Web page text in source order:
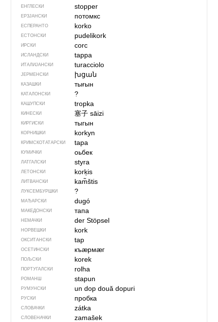
ЕНГЛЕСКИ stopper
ЕРЗЈАНСКИ потомкс
ЕСПЕРАНТО korko
ЕСТОНСКИ pudelikork
ИРСКИ corc
ИСЛАНДСКИ tappa
ИТАЛИЈАНСКИ turacciolo
ЈЕРМЕНСКИ խցան
КАЗАШКИ тығын
КАТАЛОНСКИ ?
КАШУПСКИ tropka
КИНЕСКИ 塞子sāizi
КИРГИСКИ тыгын
КОРНИШКИ korkyn
КРИМСКОТАТАРСКИ tapa
КУМИЧКИ оьбек
ЛАТГАЛСКИ styra
ЛЕТОНСКИ korķis
ЛИТВАНСКИ kam̃štis
ЛУКСЕМБУРШКИ ?
МАЂАРСКИ dugó
МАКЕДОНСКИ тапа
НЕМАЧКИ der Stöpsel
НОРВЕШКИ kork
ОКСИТАНСКИ tap
ОСЕТИНСКИ къӕрмӕг
ПОЉСКИ korek
ПОРТУГАЛСКИ rolha
РОМАНШ stapun
РУМУНСКИ un dopdouă dopuri
РУСКИ пробка
СЛОВАЧКИ zátka
СЛОВЕНАЧКИ zamašek